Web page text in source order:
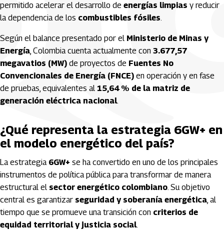
permitido acelerar el desarrollo de energías limpias y reducir
la dependencia de los combustibles fósiles.
Según el balance presentado por el Ministerio de Minas y
Energía, Colombia cuenta actualmente con 3.677,57
megavatios (MW) de proyectos de Fuentes No
Convencionales de Energía (FNCE) en operación y en fase
de pruebas, equivalentes al 15,64 % de la matriz de
generación eléctrica nacional.
¿Qué representa la estrategia 6GW+ en
el modelo energético del país?
La estrategia 6GW+ se ha convertido en uno de los principales
instrumentos de política pública para transformar de manera
estructural el sector energético colombiano. Su objetivo
central es garantizar seguridad y soberanía energética, al
tiempo que se promueve una transición con criterios de
equidad territorial y justicia social.